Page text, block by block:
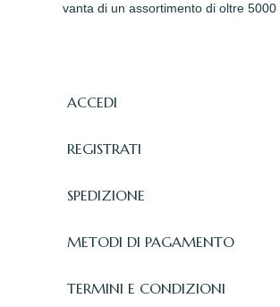
vanta di un assortimento di oltre 5000
ACCEDI
REGISTRATI
SPEDIZIONE
METODI DI PAGAMENTO
TERMINI E CONDIZIONI